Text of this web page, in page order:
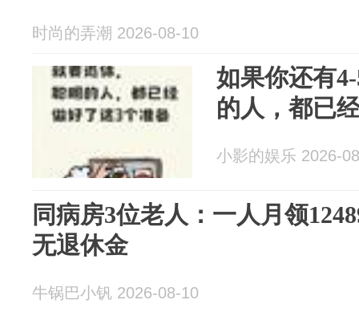
时尚的弄潮 2026-08-10
如果你还有
的人，都已
小影的娱乐 2026-
同病房3位老人：一人月领
无退休金
牛锅巴小钒 2026-08-10